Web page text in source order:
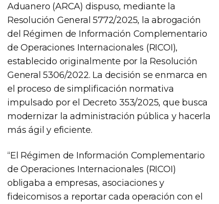
Aduanero (ARCA) dispuso, mediante la
Resolución General 5772/2025, la abrogación
del Régimen de Información Complementario
de Operaciones Internacionales (RICOI),
establecido originalmente por la Resolución
General 5306/2022. La decisión se enmarca en
el proceso de simplificación normativa
impulsado por el Decreto 353/2025, que busca
modernizar la administración pública y hacerla
más ágil y eficiente.
“El Régimen de Información Complementario
de Operaciones Internacionales (RICOI)
obligaba a empresas, asociaciones y
fideicomisos a reportar cada operación con el